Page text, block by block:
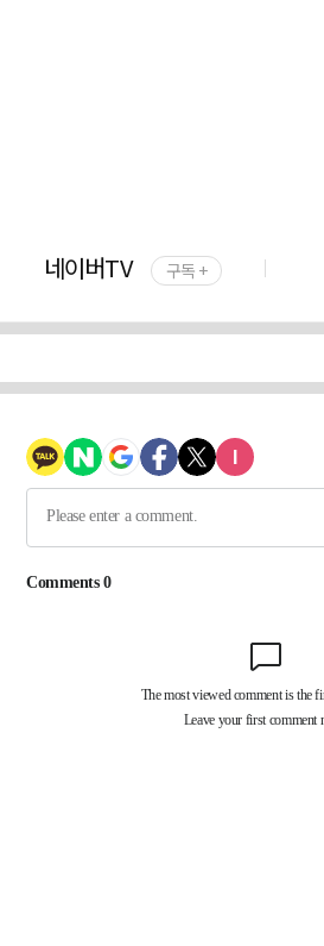
네이버TV 구독 +